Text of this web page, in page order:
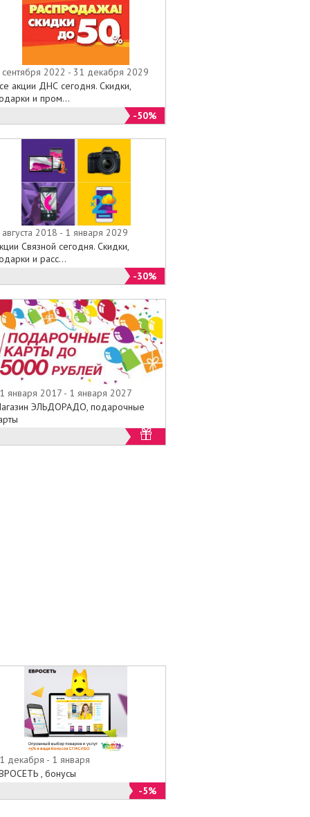
сентября 2022 - 31 декабря 2029
акции ДНС сегодня. Скидки,
и пром...
-50%
2018 - 1 января 2029
Связной сегодня. Скидки,
и расс...
-30%
января 2017 - 1 января 2027
ЭЛЬДОРАДО, подарочные
декабря - 1 января
, бонусы
-5%